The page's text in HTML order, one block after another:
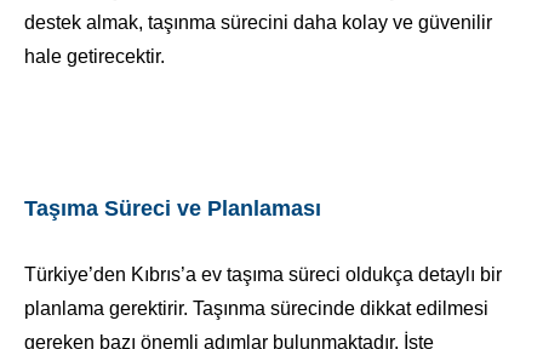
destek almak, taşınma sürecini daha kolay ve güvenilir
hale getirecektir.
Taşıma Süreci ve Planlaması
Türkiye’den Kıbrıs’a ev taşıma süreci oldukça detaylı bir
planlama gerektirir. Taşınma sürecinde dikkat edilmesi
gereken bazı önemli adımlar bulunmaktadır. İşte